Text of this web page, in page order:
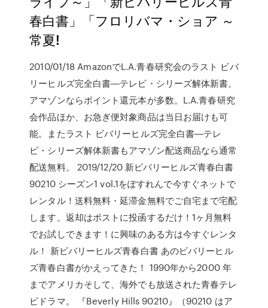
春白書」「フロリバマ・ショア ～
常夏!
2010/01/18 AmazonでL.A.青春研究会のラスト ビバ
リーヒルズ完全白書―テレビ・シリーズ解体新書。
アマゾンならポイント還元本が多数。L.A.青春研究
会作品ほか、お急ぎ便対象商品は当日お届けも可
能。またラスト ビバリーヒルズ完全白書―テレ
ビ・シリーズ解体新書もアマゾン配送商品なら通常
配送無料。 2019/12/20 新ビバリーヒルズ青春白書
90210 シーズン1 vol.1をぽすれんで今すぐネットで
レンタル！送料無料・延滞金無料でご自宅まで宅配
します。返却はポストに投函するだけ！1ヶ月無料
でお試しできます！に興味のある方は今すぐレンタ
ル！ 新ビバリーヒルズ青春白書 あのビバリーヒル
ズ青春白書がかえってきた！ 1990年から2000 年
までアメリカそして、海外でも放送された青春テレ
ビドラマ。 『Beverly Hills 90210』（90210 はア